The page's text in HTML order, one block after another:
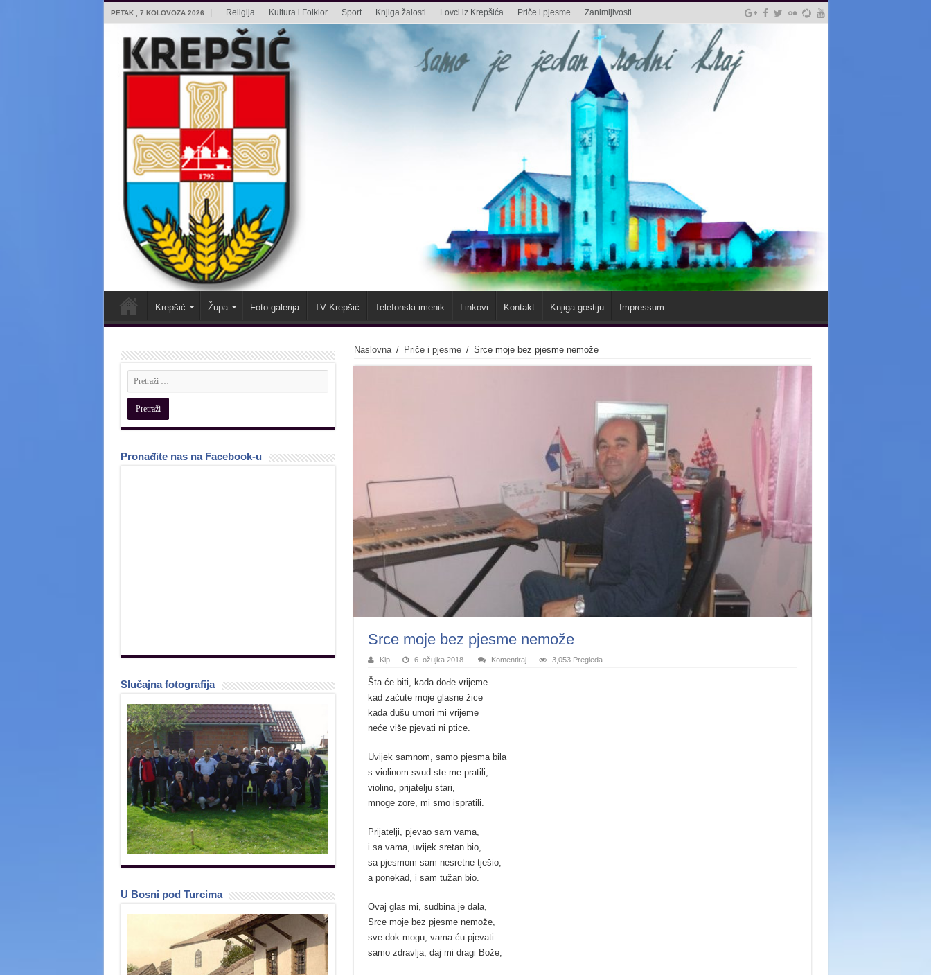
PETAK , 7 KOLOVOZA 2026 Religija Kultura i Folklor Sport Knjiga žalosti Lovci iz Krepšića Priče i pjesme Zanimljivosti
Krepšić Župa Foto galerija TV Krepšić Telefonski imenik Linkovi Kontakt Knjiga gostiju Impressum
Naslovna / Priče i pjesme / Srce moje bez pjesme nemože
Srce moje bez pjesme nemože
Kip 6. ožujka 2018. Komentiraj 3,053 Pregleda
Šta će biti, kada dođe vrijeme
kad zaćute moje glasne žice
kada dušu umori mi vrijeme
neće više pjevati ni ptice.
Uvijek samnom, samo pjesma bila
s violinom svud ste me pratili,
violino, prijatelju stari,
mnoge zore, mi smo ispratili.
Prijatelji, pjevao sam vama,
i sa vama, uvijek sretan bio,
sa pjesmom sam nesretne tješio,
a ponekad, i sam tužan bio.
Ovaj glas mi, sudbina je dala,
Srce moje bez pjesme nemože,
sve dok mogu, vama ću pjevati
samo zdravlja, daj mi dragi Bože,
Pronađite nas na Facebook-u
Slučajna fotografija
U Bosni pod Turcima